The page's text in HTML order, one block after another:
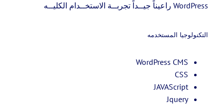
WordPress راعيناً جيــداً تجربــة الاستخــدام الكليــه
التكنولوجيا المستخدمه
WordPress CMS
CSS
JAVAScript
Jquery